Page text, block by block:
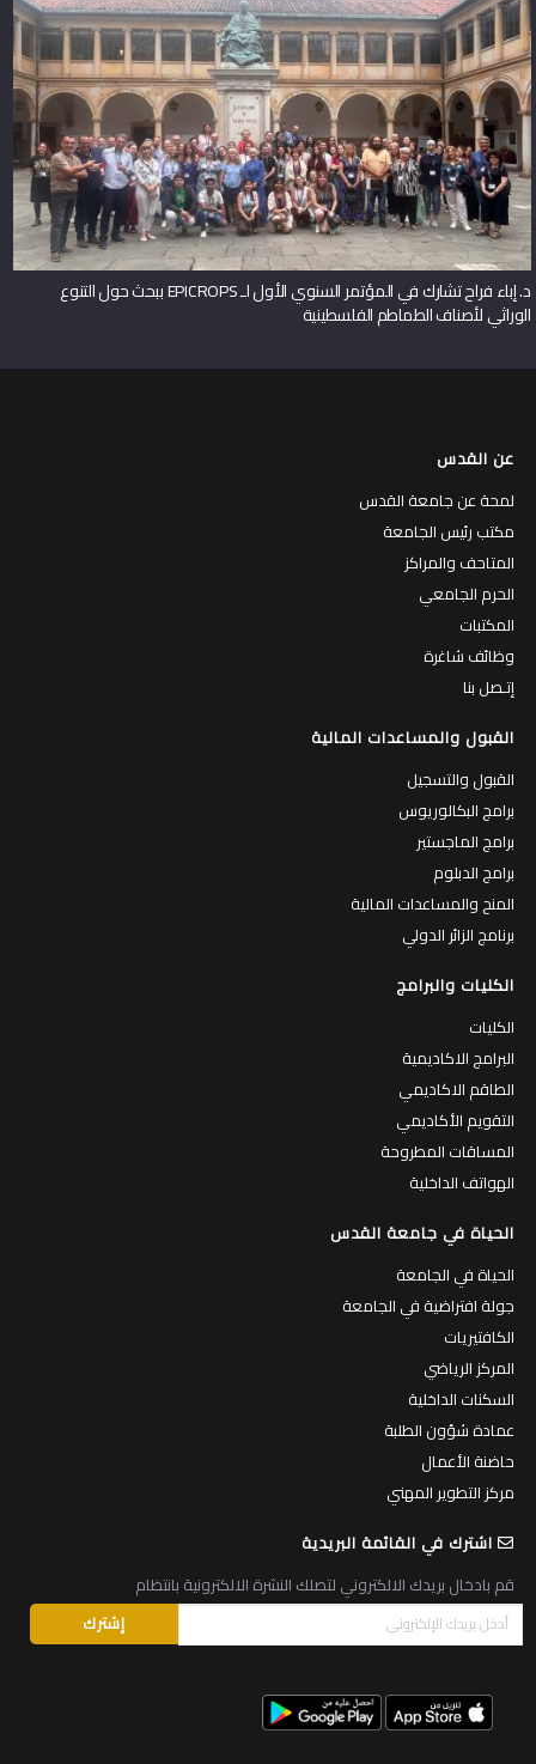
د. إباء فراح تشارك في المؤتمر السنوي الأول لـ EPICROPS ببحث حول التنوع
الوراثي لأصناف الطماطم الفلسطينية
عن القدس
لمحة عن جامعة القدس
مكتب رئيس الجامعة
المتاحف والمراكز
الحرم الجامعي
المكتبات
وظائف شاغرة
إتـصل بنا
القبول والمساعدات المالية
القبول والتسجيل
برامج البكالوريوس
برامج الماجستير
برامج الدبلوم
المنح والمساعدات المالية
برنامج الزائر الدولي
الكليات والبرامج
الكليات
البرامج الاكاديمية
الطاقم الاكاديمي
التقويم الأكاديمي
المساقات المطروحة
الهواتف الداخلية
الحياة في جامعة القدس
الحياة في الجامعة
جولة افتراضية في الجامعة
الكافتيريات
المركز الرياضي
السكنات الداخلية
عمادة شؤون الطلبة
حاضنة الأعمال
مركز التطوير المهني
اشترك في القائمة البريدية
قم بادخال بريدك الالكتروني لتصلك النشرة الالكترونية بانتظام